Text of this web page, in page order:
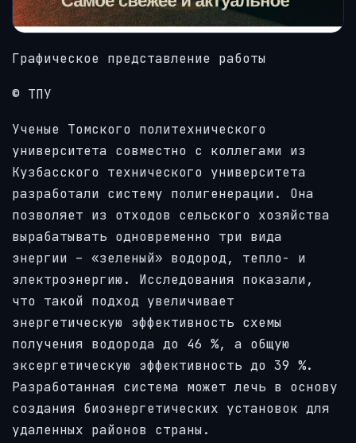
Графическое представление работы
© ТПУ
Ученые Томского политехнического
университета совместно с коллегами из
Кузбасского технического университета
разработали систему полигенерации. Она
позволяет из отходов сельского хозяйства
вырабатывать одновременно три вида
энергии – «зеленый» водород, тепло- и
электроэнергию. Исследования показали,
что такой подход увеличивает
энергетическую эффективность схемы
получения водорода до 46 %, а общую
эксергетическую эффективность до 39 %.
Разработанная система может лечь в основу
создания биоэнергетических установок для
удаленных районов страны.